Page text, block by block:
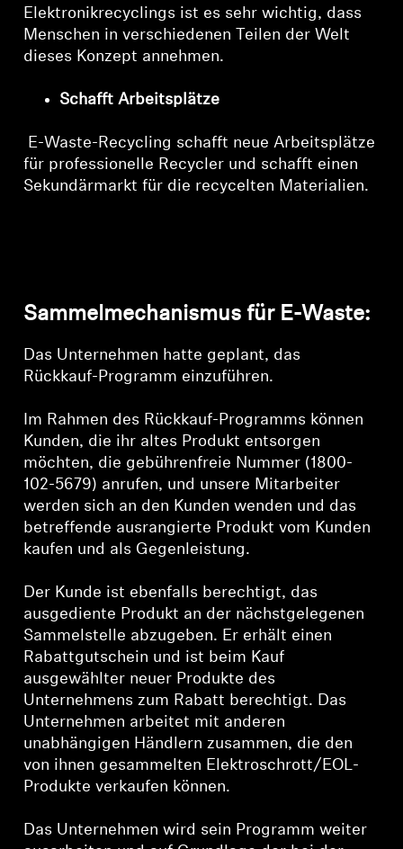
Elektronikrecyclings ist es sehr wichtig, dass
Menschen in verschiedenen Teilen der Welt
dieses Konzept annehmen.
Schafft Arbeitsplätze
E-Waste-Recycling schafft neue Arbeitsplätze
für professionelle Recycler und schafft einen
Sekundärmarkt für die recycelten Materialien.
Sammelmechanismus für E-Waste:
Das Unternehmen hatte geplant, das
Rückkauf-Programm einzuführen.
Im Rahmen des Rückkauf-Programms können
Kunden, die ihr altes Produkt entsorgen
möchten, die gebührenfreie Nummer (1800-
102-5679) anrufen, und unsere Mitarbeiter
werden sich an den Kunden wenden und das
betreffende ausrangierte Produkt vom Kunden
kaufen und als Gegenleistung.
Der Kunde ist ebenfalls berechtigt, das
ausgediente Produkt an der nächstgelegenen
Sammelstelle abzugeben. Er erhält einen
Rabattgutschein und ist beim Kauf
ausgewählter neuer Produkte des
Unternehmens zum Rabatt berechtigt. Das
Unternehmen arbeitet mit anderen
unabhängigen Händlern zusammen, die den
von ihnen gesammelten Elektroschrott/EOL-
Produkte verkaufen können.
Das Unternehmen wird sein Programm weiter